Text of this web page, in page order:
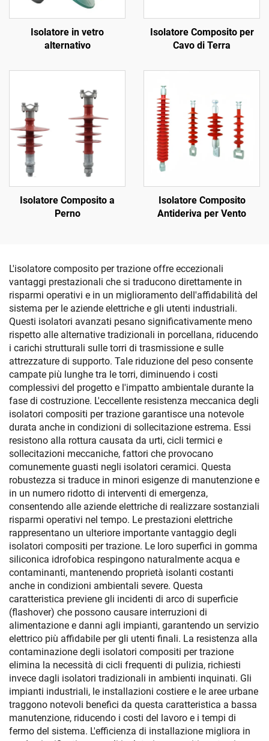
Isolatore in vetro
alternativo
Isolatore Composito per
Cavo di Terra
Isolatore Composito a
Perno
Isolatore Composito
Antideriva per Vento
L'isolatore composito per trazione offre eccezionali
vantaggi prestazionali che si traducono direttamente in
risparmi operativi e in un miglioramento dell'affidabilità del
sistema per le aziende elettriche e gli utenti industriali.
Questi isolatori avanzati pesano significativamente meno
rispetto alle alternative tradizionali in porcellana, riducendo
i carichi strutturali sulle torri di trasmissione e sulle
attrezzature di supporto. Tale riduzione del peso consente
campate più lunghe tra le torri, diminuendo i costi
complessivi del progetto e l'impatto ambientale durante la
fase di costruzione. L'eccellente resistenza meccanica degli
isolatori compositi per trazione garantisce una notevole
durata anche in condizioni di sollecitazione estrema. Essi
resistono alla rottura causata da urti, cicli termici e
sollecitazioni meccaniche, fattori che provocano
comunemente guasti negli isolatori ceramici. Questa
robustezza si traduce in minori esigenze di manutenzione e
in un numero ridotto di interventi di emergenza,
consentendo alle aziende elettriche di realizzare sostanziali
risparmi operativi nel tempo. Le prestazioni elettriche
rappresentano un ulteriore importante vantaggio degli
isolatori compositi per trazione. Le loro superfici in gomma
siliconica idrofobica respingono naturalmente acqua e
contaminanti, mantenendo proprietà isolanti costanti
anche in condizioni ambientali severe. Questa
caratteristica previene gli incidenti di arco di superficie
(flashover) che possono causare interruzioni di
alimentazione e danni agli impianti, garantendo un servizio
elettrico più affidabile per gli utenti finali. La resistenza alla
contaminazione degli isolatori compositi per trazione
elimina la necessità di cicli frequenti di pulizia, richiesti
invece dagli isolatori tradizionali in ambienti inquinati. Gli
impianti industriali, le installazioni costiere e le aree urbane
traggono notevoli benefici da questa caratteristica a bassa
manutenzione, riducendo i costi del lavoro e i tempi di
fermo del sistema. L'efficienza di installazione migliora in